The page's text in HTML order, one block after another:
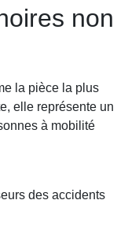
non
la pièce la plus
elle représente un
à mobilité
des accidents